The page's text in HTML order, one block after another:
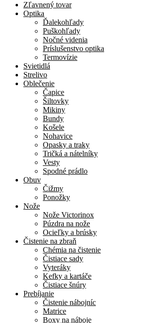
Zľavnený tovar
Optika
Ďalekohľady
Puškohľady
Nočné videnia
Príslušenstvo optika
Termovízie
Svietidlá
Strelivo
Oblečenie
Čapice
Šiltovky
Mikiny
Bundy
Košele
Nohavice
Opasky a traky
Tričká a nátelníky
Vesty
Spodné prádlo
Obuv
Čižmy
Ponožky
Nože
Nože Victorinox
Púzdra na nože
Ocieľky a brúsky
Čistenie na zbraň
Chémia na čistenie
Čistiace sady
Vyteráky
Kefky a kartáče
Čistiace šnúry
Prebíjanie
Čistenie nábojníc
Matrice
Boxy na náboje